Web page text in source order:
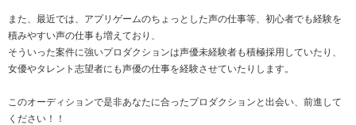
また、最近では、アプリゲームのちょっとした声の仕事等、初心者でも経験を
積みやすい声の仕事も増えており、
そういった案件に強いプロダクションは声優未経験者も積極採用していたり、
女優やタレント志望者にも声優の仕事を経験させていたりします。
このオーディションで是非あなたに合ったプロダクションと出会い、前進して
ください！！